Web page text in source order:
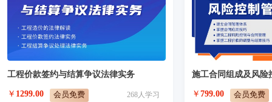
工程价款签约与结算争议法律实务
￥ 1299.00 会员免费 268人学习
施工合同组成及风险
￥ 799.00 会员免费